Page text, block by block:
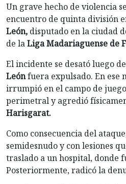
Un grave hecho de violencia
encuentro de quinta división
León, disputado en la ciudad
de laLiga Madariaguense de
El incidente se desató luego
Leónfuera expulsado. En ese
irrumpió en el campo de
perimetral y agredió
Harisgarat.
Como consecuencia del
semidesnudo y con lesiones
traslado a un hospital, donde
Posteriormente, radicó la